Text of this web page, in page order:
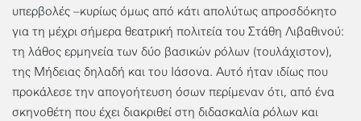
υπερβολές –κυρίως όμως από κάτι απολύτως απροσδόκητο
για τη μέχρι σήμερα θεατρική πολιτεία του Στάθη Λιβαθινού:
τη λάθος ερμηνεία των δύο βασικών ρόλων (τουλάχιστον),
της Μήδειας δηλαδή και του Ιάσονα. Αυτό ήταν ιδίως που
προκάλεσε την απογοήτευση όσων περίμεναν ότι, από ένα
σκηνοθέτη που έχει διακριθεί στη διδασκαλία ρόλων και